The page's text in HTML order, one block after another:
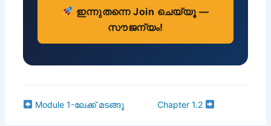
ഇന്നുതന്നെ Join ചെയ്യൂ —
സൗജന്യം!
Module 1-ലേക്ക് മടങ്ങൂ Chapter 1.2